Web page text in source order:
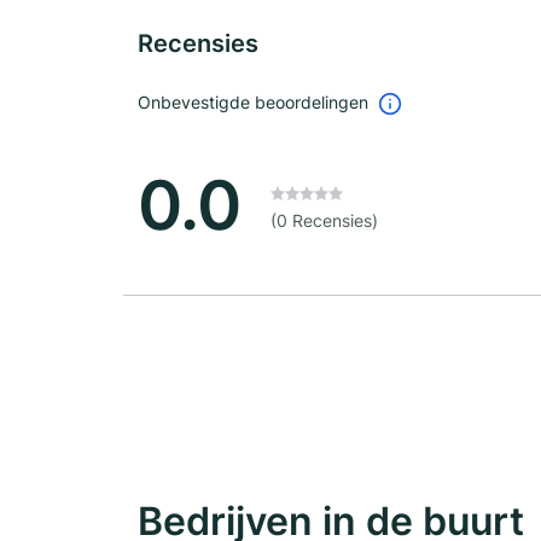
Recensies
Onbevestigde beoordelingen
0.0 (0 Recensies)
Bedrijven in de buurt